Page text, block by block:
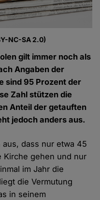
NC-SA 2.0)
gilt immer noch als
Angaben der
sind 95 Prozent der
Zahl stützen die
Anteil der getauften
jedoch anders aus.
dass nur etwa 45
Kirche gehen und nur
im Jahr die
die Vermutung
in seinem